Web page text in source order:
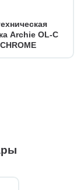
Archie OL-C